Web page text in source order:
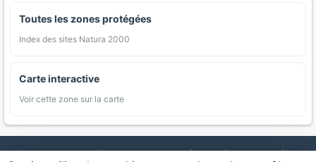
Toutes les zones protégées
Index des sites Natura 2000
Carte interactive
Voir cette zone sur la carte
AgriMap — Données agricoles ouvertes | Carte | Communes |